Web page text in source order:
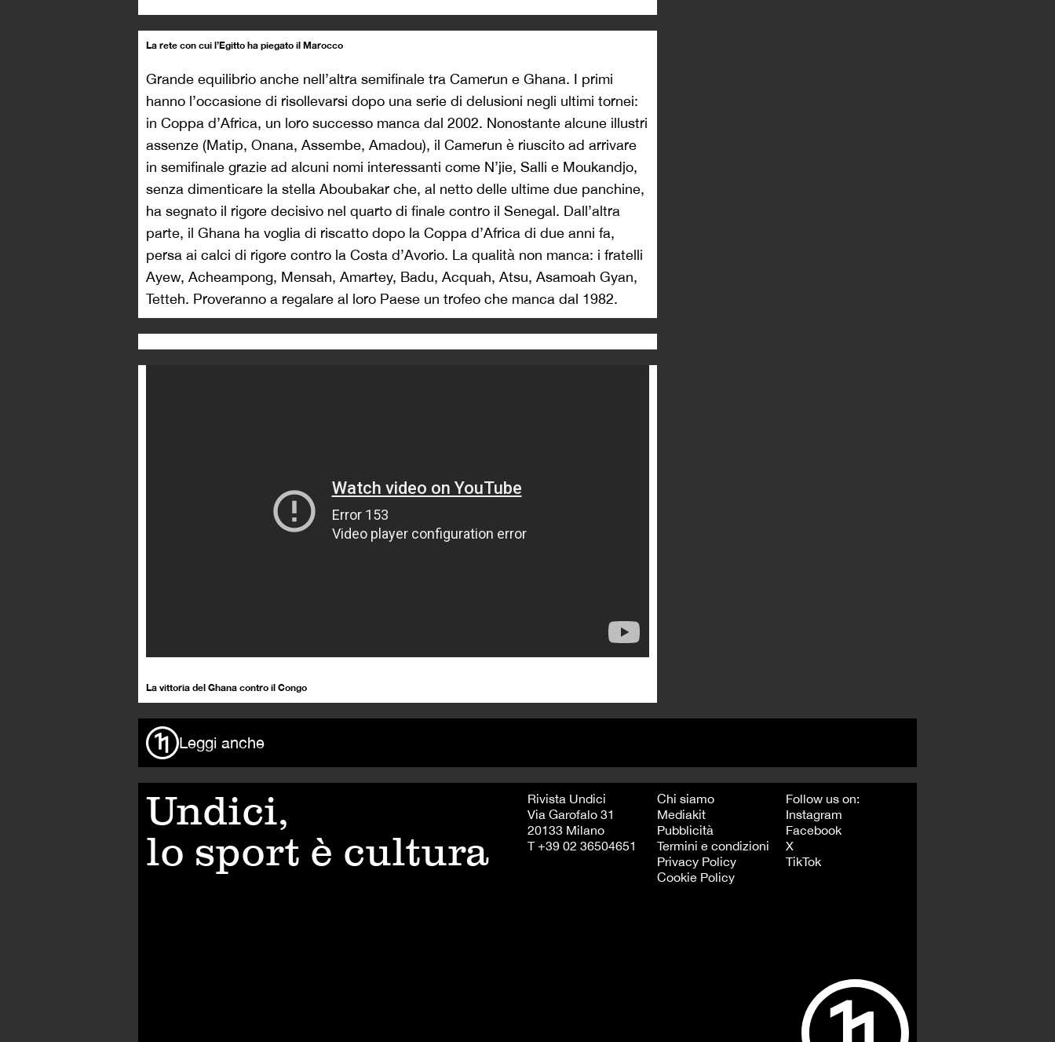
La rete con cui l’Egitto ha piegato il Marocco
Grande equilibrio anche nell’altra semifinale tra Camerun e Ghana. I primi
hanno l’occasione di risollevarsi dopo una serie di delusioni negli ultimi tornei:
in Coppa d’Africa, un loro successo manca dal 2002. Nonostante alcune illustri
assenze (Matip, Onana, Assembe, Amadou), il Camerun è riuscito ad arrivare
in semifinale grazie ad alcuni nomi interessanti come N’jie, Salli e Moukandjo,
senza dimenticare la stella Aboubakar che, al netto delle ultime due panchine,
ha segnato il rigore decisivo nel quarto di finale contro il Senegal. Dall’altra
parte, il Ghana ha voglia di riscatto dopo la Coppa d’Africa di due anni fa,
persa ai calci di rigore contro la Costa d’Avorio. La qualità non manca: i fratelli
Ayew, Acheampong, Mensah, Amartey, Badu, Acquah, Atsu, Asamoah Gyan,
Tetteh. Proveranno a regalare al loro Paese un trofeo che manca dal 1982.
La vittoria del Ghana contro il Congo
Leggi anche
Undici,
lo sport è cultura
Rivista Undici
Via Garofalo 31
20133 Milano
T +39 02 36504651
Chi siamo
Mediakit
Pubblicità
Termini e condizioni
Privacy Policy
Cookie Policy
Follow us on:
Instagram
Facebook
X
TikTok